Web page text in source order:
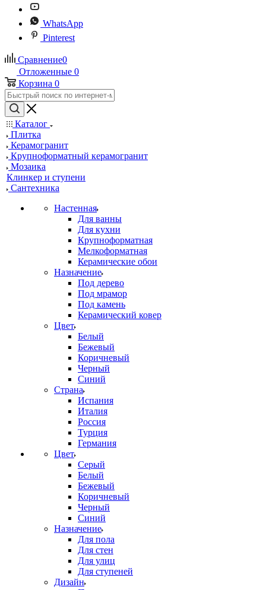
WhatsApp
Pinterest
Сравнение0
Отложенные 0
Корзина 0
Каталог
Плитка
Керамогранит
Крупноформатный керамогранит
Мозаика
Клинкер и ступени
Сантехника
Настенная
Для ванны
Для кухни
Крупноформатная
Мелкоформатная
Керамические обои
Назначение
Под дерево
Под мрамор
Под камень
Керамический ковер
Цвет
Белый
Бежевый
Коричневый
Черный
Синий
Страна
Испания
Италия
Россия
Турция
Германия
Цвет
Серый
Белый
Бежевый
Коричневый
Черный
Синий
Назначение
Для пола
Для стен
Для улиц
Для ступеней
Дизайн